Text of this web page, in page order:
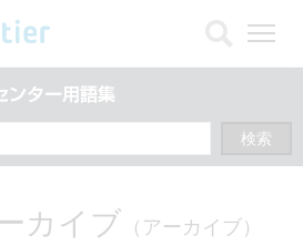
メ
を
開
カイブ （アーカイブ）